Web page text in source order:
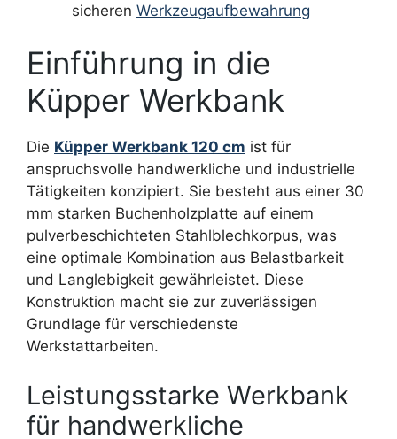
sicheren Werkzeugaufbewahrung
Einführung in die
Küpper Werkbank
Die Küpper Werkbank 120 cm ist für
anspruchsvolle handwerkliche und industrielle
Tätigkeiten konzipiert. Sie besteht aus einer 30
mm starken Buchenholzplatte auf einem
pulverbeschichteten Stahlblechkorpus, was
eine optimale Kombination aus Belastbarkeit
und Langlebigkeit gewährleistet. Diese
Konstruktion macht sie zur zuverlässigen
Grundlage für verschiedenste
Werkstattarbeiten.
Leistungsstarke Werkbank
für handwerkliche